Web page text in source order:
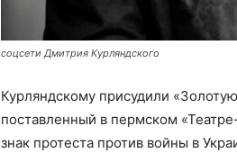
соцсети Дмитрия Курляндского
Курляндскому присудили
поставленный в пермском
знак протеста против войны в